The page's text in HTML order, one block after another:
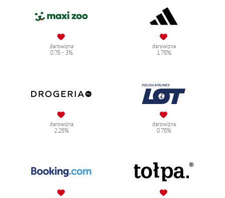
darowizna
0.75 - 3%
darowizna
1.75%
darowizna
2.25%
darowizna
0.75%